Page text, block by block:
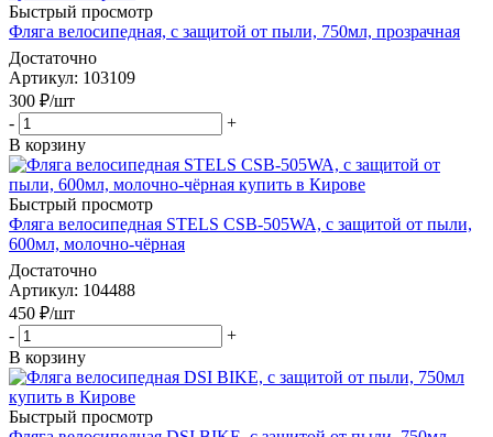
Быстрый просмотр
Фляга велосипедная, с защитой от пыли, 750мл, прозрачная
Достаточно
Артикул: 103109
300 ₽/шт
-
+
В корзину
Быстрый просмотр
Фляга велосипедная STELS CSB-505WA, с защитой от пыли,
600мл, молочно-чёрная
Достаточно
Артикул: 104488
450 ₽/шт
-
+
В корзину
Быстрый просмотр